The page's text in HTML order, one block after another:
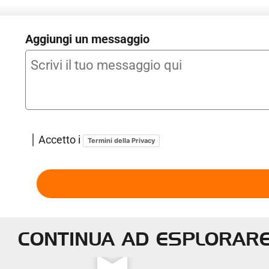
pedoni (monitoraggio radar spazio antistante la vettura) -
conducente regolabile in altezza [3L1] - Sedili anteriori
frenata automatica di emergenza - Servosterzo
Aggiungi un messaggio
Accetto i Termini della Privacy
CONTINUA AD